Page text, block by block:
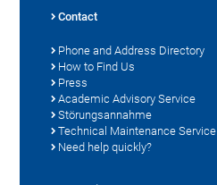
Contact
Phone and Address Directory
How to Find Us
Press
Academic Advisory Service
Störungsannahme
Technical Maintenance Service
Need help quickly?